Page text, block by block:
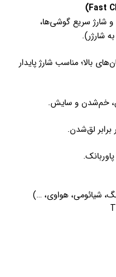
سازگار با فناوری‌های Power Delivery و شارژ سریع گوشی‌ها،
بالا؛ مناسب شارژ پایدار
خم‌شدن و سایش.
برابر لق‌شدن.